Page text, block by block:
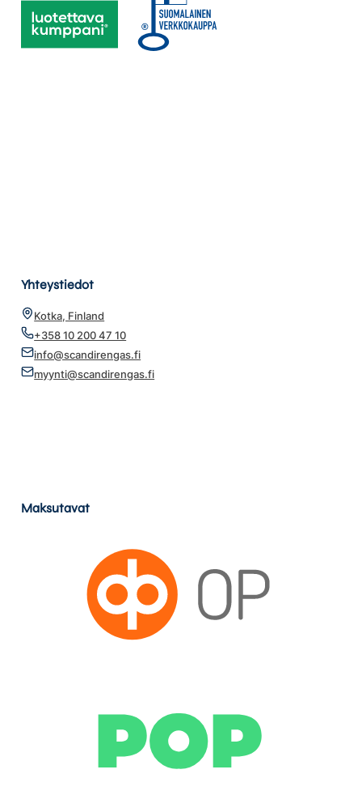
Yhteystiedot
Kotka, Finland
+358 10 200 47 10
info@scandirengas.fi
myynti@scandirengas.fi
Maksutavat